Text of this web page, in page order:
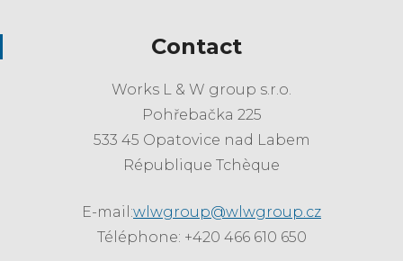
Contact
Works L & W group s.r.o.
Pohřebačka 225
533 45 Opatovice nad Labem
République Tchèque
E-mail:wlwgroup@wlwgroup.cz
Téléphone: +420 466 610 650